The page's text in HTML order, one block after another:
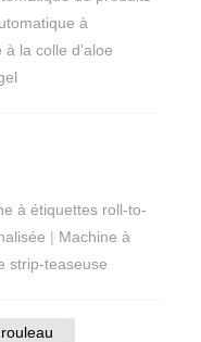
à
à la colle d'aloe
à étiquettes roll-to-
| Machine à
strip-teaseuse